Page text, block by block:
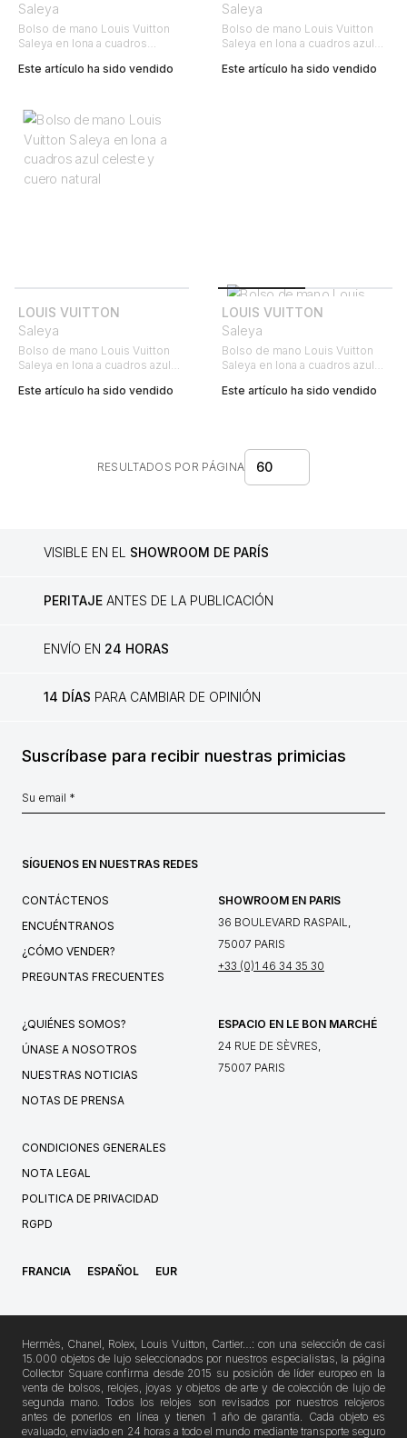
Saleya
Bolso de mano Louis Vuitton
Saleya en lona a cuadros
Este artículo ha sido vendido
Saleya
Bolso de mano Louis Vuitton
Saleya en lona a cuadros azul
Este artículo ha sido vendido
LOUIS VUITTON
Saleya
Bolso de mano Louis Vuitton
Saleya en lona a cuadros azul
Este artículo ha sido vendido
LOUIS VUITTON
Saleya
Bolso de mano Louis Vuitton
Saleya en lona a cuadros azul
Este artículo ha sido vendido
RESULTADOS POR PÁGINA 60
VISIBLE EN EL SHOWROOM DE PARÍS
PERITAJE ANTES DE LA PUBLICACIÓN
ENVÍO EN 24 HORAS
14 DÍAS PARA CAMBIAR DE OPINIÓN
Suscríbase para recibir nuestras primicias
SÍGUENOS EN NUESTRAS REDES
CONTÁCTENOS
ENCUÉNTRANOS
¿CÓMO VENDER?
PREGUNTAS FRECUENTES
SHOWROOM EN PARIS
36 BOULEVARD RASPAIL,
75007 PARIS
+33 (0)1 46 34 35 30
¿QUIÉNES SOMOS?
ÚNASE A NOSOTROS
NUESTRAS NOTICIAS
NOTAS DE PRENSA
ESPACIO EN LE BON MARCHÉ
24 RUE DE SÈVRES,
75007 PARIS
CONDICIONES GENERALES
NOTA LEGAL
POLITICA DE PRIVACIDAD
RGPD
FRANCIA ESPAÑOL EUR
Hermès, Chanel, Rolex, Louis Vuitton, Cartier…: con una selección de casi
15.000 objetos de lujo seleccionados por nuestros especialistas, la página
Collector Square confirma desde 2015 su posición de líder europeo en la
venta de bolsos, relojes, joyas y objetos de arte y de colección de lujo de
segunda mano. Todos los relojes son revisados por nuestros relojeros
antes de ponerlos en línea y tienen 1 año de garantía. Cada objeto es
evaluado, enviado en 24 horas a todo el mundo mediante transporte seguro